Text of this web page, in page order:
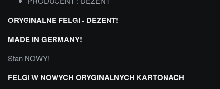
ORYGINALNE FELGI - DEZENT!
MADE IN GERMANY!
Stan NOWY!
FELGI W NOWYCH ORYGINALNYCH KARTONACH